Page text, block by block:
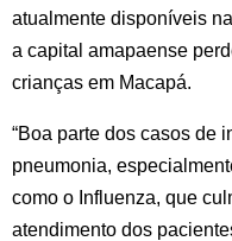
atualmente disponíveis
a capital amapaense
crianças em Macapá.
“Boa parte dos casos de
pneumonia,
como o Influenza, que
atendimento dos